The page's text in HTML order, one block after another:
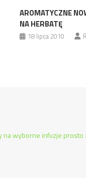
AROMATYCZNE
NA HERBATĘ
18 lipca 2010